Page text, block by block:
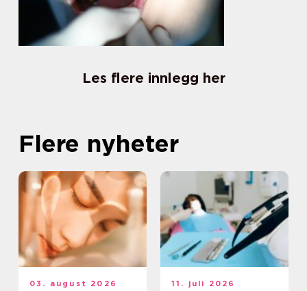
Les flere innlegg her
Flere nyheter
03. august 2026 11. juli 2026